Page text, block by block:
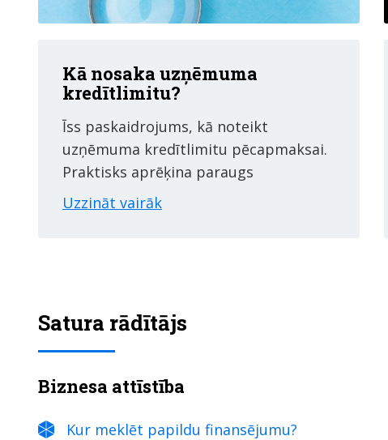
Kā nosaka uzņēmuma
kredītlimitu?
Īss paskaidrojums, kā noteikt
uzņēmuma kredītlimitu pēcapmaksai.
Praktisks aprēķina paraugs
Uzzināt vairāk
Satura rādītājs
Biznesa attīstība
Kur meklēt papildu finansējumu?